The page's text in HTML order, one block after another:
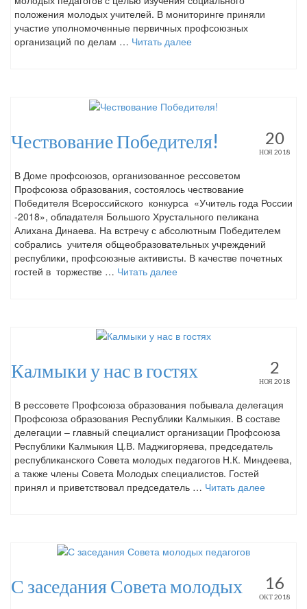
положения молодых учителей. В мониторинге приняли
участие уполномоченные первичных профсоюзных
организаций по делам … Читать далее
20
НОЯ 2018
Чествование Победителя!
В Доме профсоюзов, организованное рессоветом
Профсоюза образования, состоялось чествование
Победителя Всероссийского конкурса «Учитель года России
-2018», обладателя Большого Хрустального пеликана
Алихана Динаева. На встречу с абсолютным Победителем
собрались учителя общеобразовательных учреждений
республики, профсоюзные активисты. В качестве почетных
гостей в торжестве … Читать далее
2
НОЯ 2018
Калмыки у нас в гостях
В рессовете Профсоюза образования побывала делегация
Профсоюза образования Республики Калмыкия. В составе
делегации – главный специалист организации Профсоюза
Республики Калмыкия Ц.В. Маджигоряева, председатель
республиканского Совета молодых педагогов Н.К. Миндеева,
а также члены Совета Молодых специалистов. Гостей
принял и приветствовал председатель … Читать далее
16
ОКТ 2018
С заседания Совета молодых